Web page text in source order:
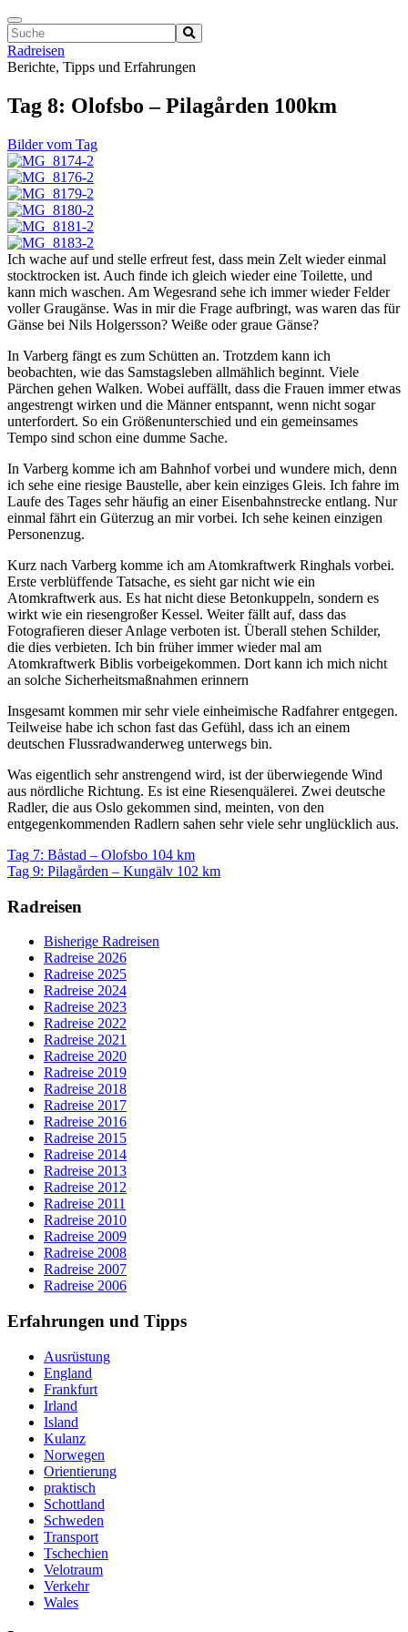
Navigation
ein-/ausschalten
Radreisen
Berichte, Tipps und Erfahrungen
Tag 8: Olofsbo – Pilagården 100km
Bilder vom Tag
Ich wache auf und stelle erfreut fest, dass mein Zelt wieder einmal
stocktrocken ist. Auch finde ich gleich wieder eine Toilette, und
kann mich waschen. Am Wegesrand sehe ich immer wieder Felder
voller Graugänse. Was in mir die Frage aufbringt, was waren das für
Gänse bei Nils Holgersson? Weiße oder graue Gänse?
In Varberg fängt es zum Schütten an. Trotzdem kann ich
beobachten, wie das Samstagsleben allmählich beginnt. Viele
Pärchen gehen Walken. Wobei auffällt, dass die Frauen immer etwas
angestrengt wirken und die Männer entspannt, wenn nicht sogar
unterfordert. So ein Größenunterschied und ein gemeinsames
Tempo sind schon eine dumme Sache.
In Varberg komme ich am Bahnhof vorbei und wundere mich, denn
ich sehe eine riesige Baustelle, aber kein einziges Gleis. Ich fahre im
Laufe des Tages sehr häufig an einer Eisenbahnstrecke entlang. Nur
einmal fährt ein Güterzug an mir vorbei. Ich sehe keinen einzigen
Personenzug.
Kurz nach Varberg komme ich am Atomkraftwerk Ringhals vorbei.
Erste verblüffende Tatsache, es sieht gar nicht wie ein
Atomkraftwerk aus. Es hat nicht diese Betonkuppeln, sondern es
wirkt wie ein riesengroßer Kessel. Weiter fällt auf, dass das
Fotografieren dieser Anlage verboten ist. Überall stehen Schilder,
die dies verbieten. Ich bin früher immer wieder mal am
Atomkraftwerk Biblis vorbeigekommen. Dort kann ich mich nicht
an solche Sicherheitsmaßnahmen erinnern
Insgesamt kommen mir sehr viele einheimische Radfahrer entgegen.
Teilweise habe ich schon fast das Gefühl, dass ich an einem
deutschen Flussradwanderweg unterwegs bin.
Was eigentlich sehr anstrengend wird, ist der überwiegende Wind
aus nördliche Richtung. Es ist eine Riesenquälerei. Zwei deutsche
Radler, die aus Oslo gekommen sind, meinten, von den
entgegenkommenden Radlern sahen sehr viele sehr unglücklich aus.
Tag 7: Båstad – Olofsbo 104 km
Tag 9: Pilagården – Kungälv 102 km
Radreisen
Bisherige Radreisen
Radreise 2026
Radreise 2025
Radreise 2024
Radreise 2023
Radreise 2022
Radreise 2021
Radreise 2020
Radreise 2019
Radreise 2018
Radreise 2017
Radreise 2016
Radreise 2015
Radreise 2014
Radreise 2013
Radreise 2012
Radreise 2011
Radreise 2010
Radreise 2009
Radreise 2008
Radreise 2007
Radreise 2006
Erfahrungen und Tipps
Ausrüstung
England
Frankfurt
Irland
Island
Kulanz
Norwegen
Orientierung
praktisch
Schottland
Schweden
Transport
Tschechien
Velotraum
Verkehr
Wales